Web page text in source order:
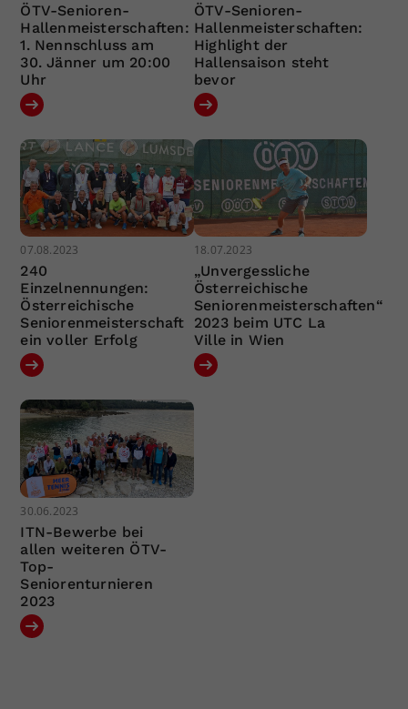
ÖTV-Senioren-
Hallenmeisterschaften:
1. Nennschluss am
30. Jänner um 20:00
Uhr
ÖTV-Senioren-
Hallenmeisterschaften:
Highlight der
Hallensaison steht
bevor
07.08.2023
240
Einzelnennungen:
Österreichische
Seniorenmeisterschaft
ein voller Erfolg
18.07.2023
„Unvergessliche
Österreichische
Seniorenmeisterschaften“
2023 beim UTC La
Ville in Wien
30.06.2023
ITN-Bewerbe bei
allen weiteren ÖTV-
Top-
Seniorenturnieren
2023